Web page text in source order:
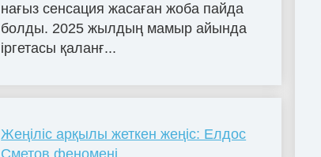
нағыз сенсация жасаған жоба пайда
болды. 2025 жылдың мамыр айында
іргетасы қаланғ...
Жеңіліс арқылы жеткен жеңіс: Елдос